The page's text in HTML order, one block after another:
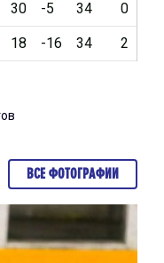
30 -5 34 0
18 -16 34 2
2018/2019
2017/2018
ВСЕ ФОТОГРАФИИ